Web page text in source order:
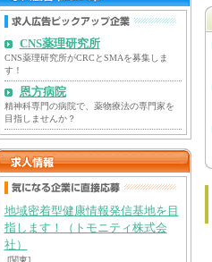
CNS薬理研究所
CNS薬理研究所がCRCとSMAを募集しま
す！
恩方病院
精神科専門の病院で、薬物療法の専門家を
目指しませんか？
地域密着型健康情報発信基地を目
指します！（トモニティ株式会
社）
[関東]